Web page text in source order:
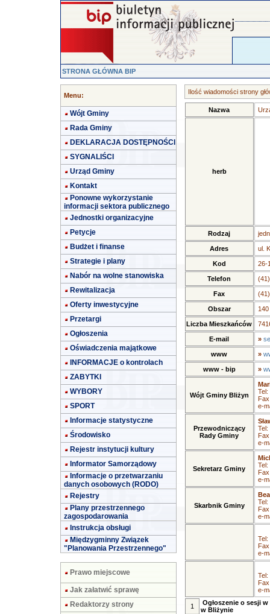
STRONA GŁÓWNA BIP
Menu:
Wójt Gminy
Rada Gminy
DEKLARACJA DOSTĘPNOŚCI
SYGNALIŚCI
Urząd Gminy
Kontakt
Ponowne wykorzystanie
informacji sektora publicznego
Jednostki organizacyjne
Petycje
Budżet i finanse
Strategie i plany
Nabór na wolne stanowiska
Rewitalizacja
Oferty inwestycyjne
Przetargi
Ogłoszenia
Oświadczenia majątkowe
INFORMACJE o kontrolach
ZABYTKI
WYBORY
SPORT
Informacje statystyczne
Środowisko
Rejestr instytucji kultury
Informator Samorządowy
Informacje o przetwarzaniu
danych osobowych (RODO)
Rejestry
Plany przestrzennego
zagospodarowania
Instrukcja obsługi
Międzygminny Związek
"Planowania Przestrzennego"
Prawo miejscowe
Jak załatwić sprawę
Redaktorzy strony
Ilość wiadomości strony
Nazwa
herb
Rodzaj
Adres ul.
Kod 26-
Telefon
Fax
Obszar
Liczba Mieszkańców
E-mail »
www »
www - bip »
Wójt Gminy Bliżyn
Tel:
e-
Przewodniczący
Rady Gminy
Tel:
e-
Sekretarz Gminy
Tel:
e-
Skarbnik Gminy
Tel:
e-
Tel:
e-
Tel:
e-
1
Ogłoszenie o sesji
w Bliżynie